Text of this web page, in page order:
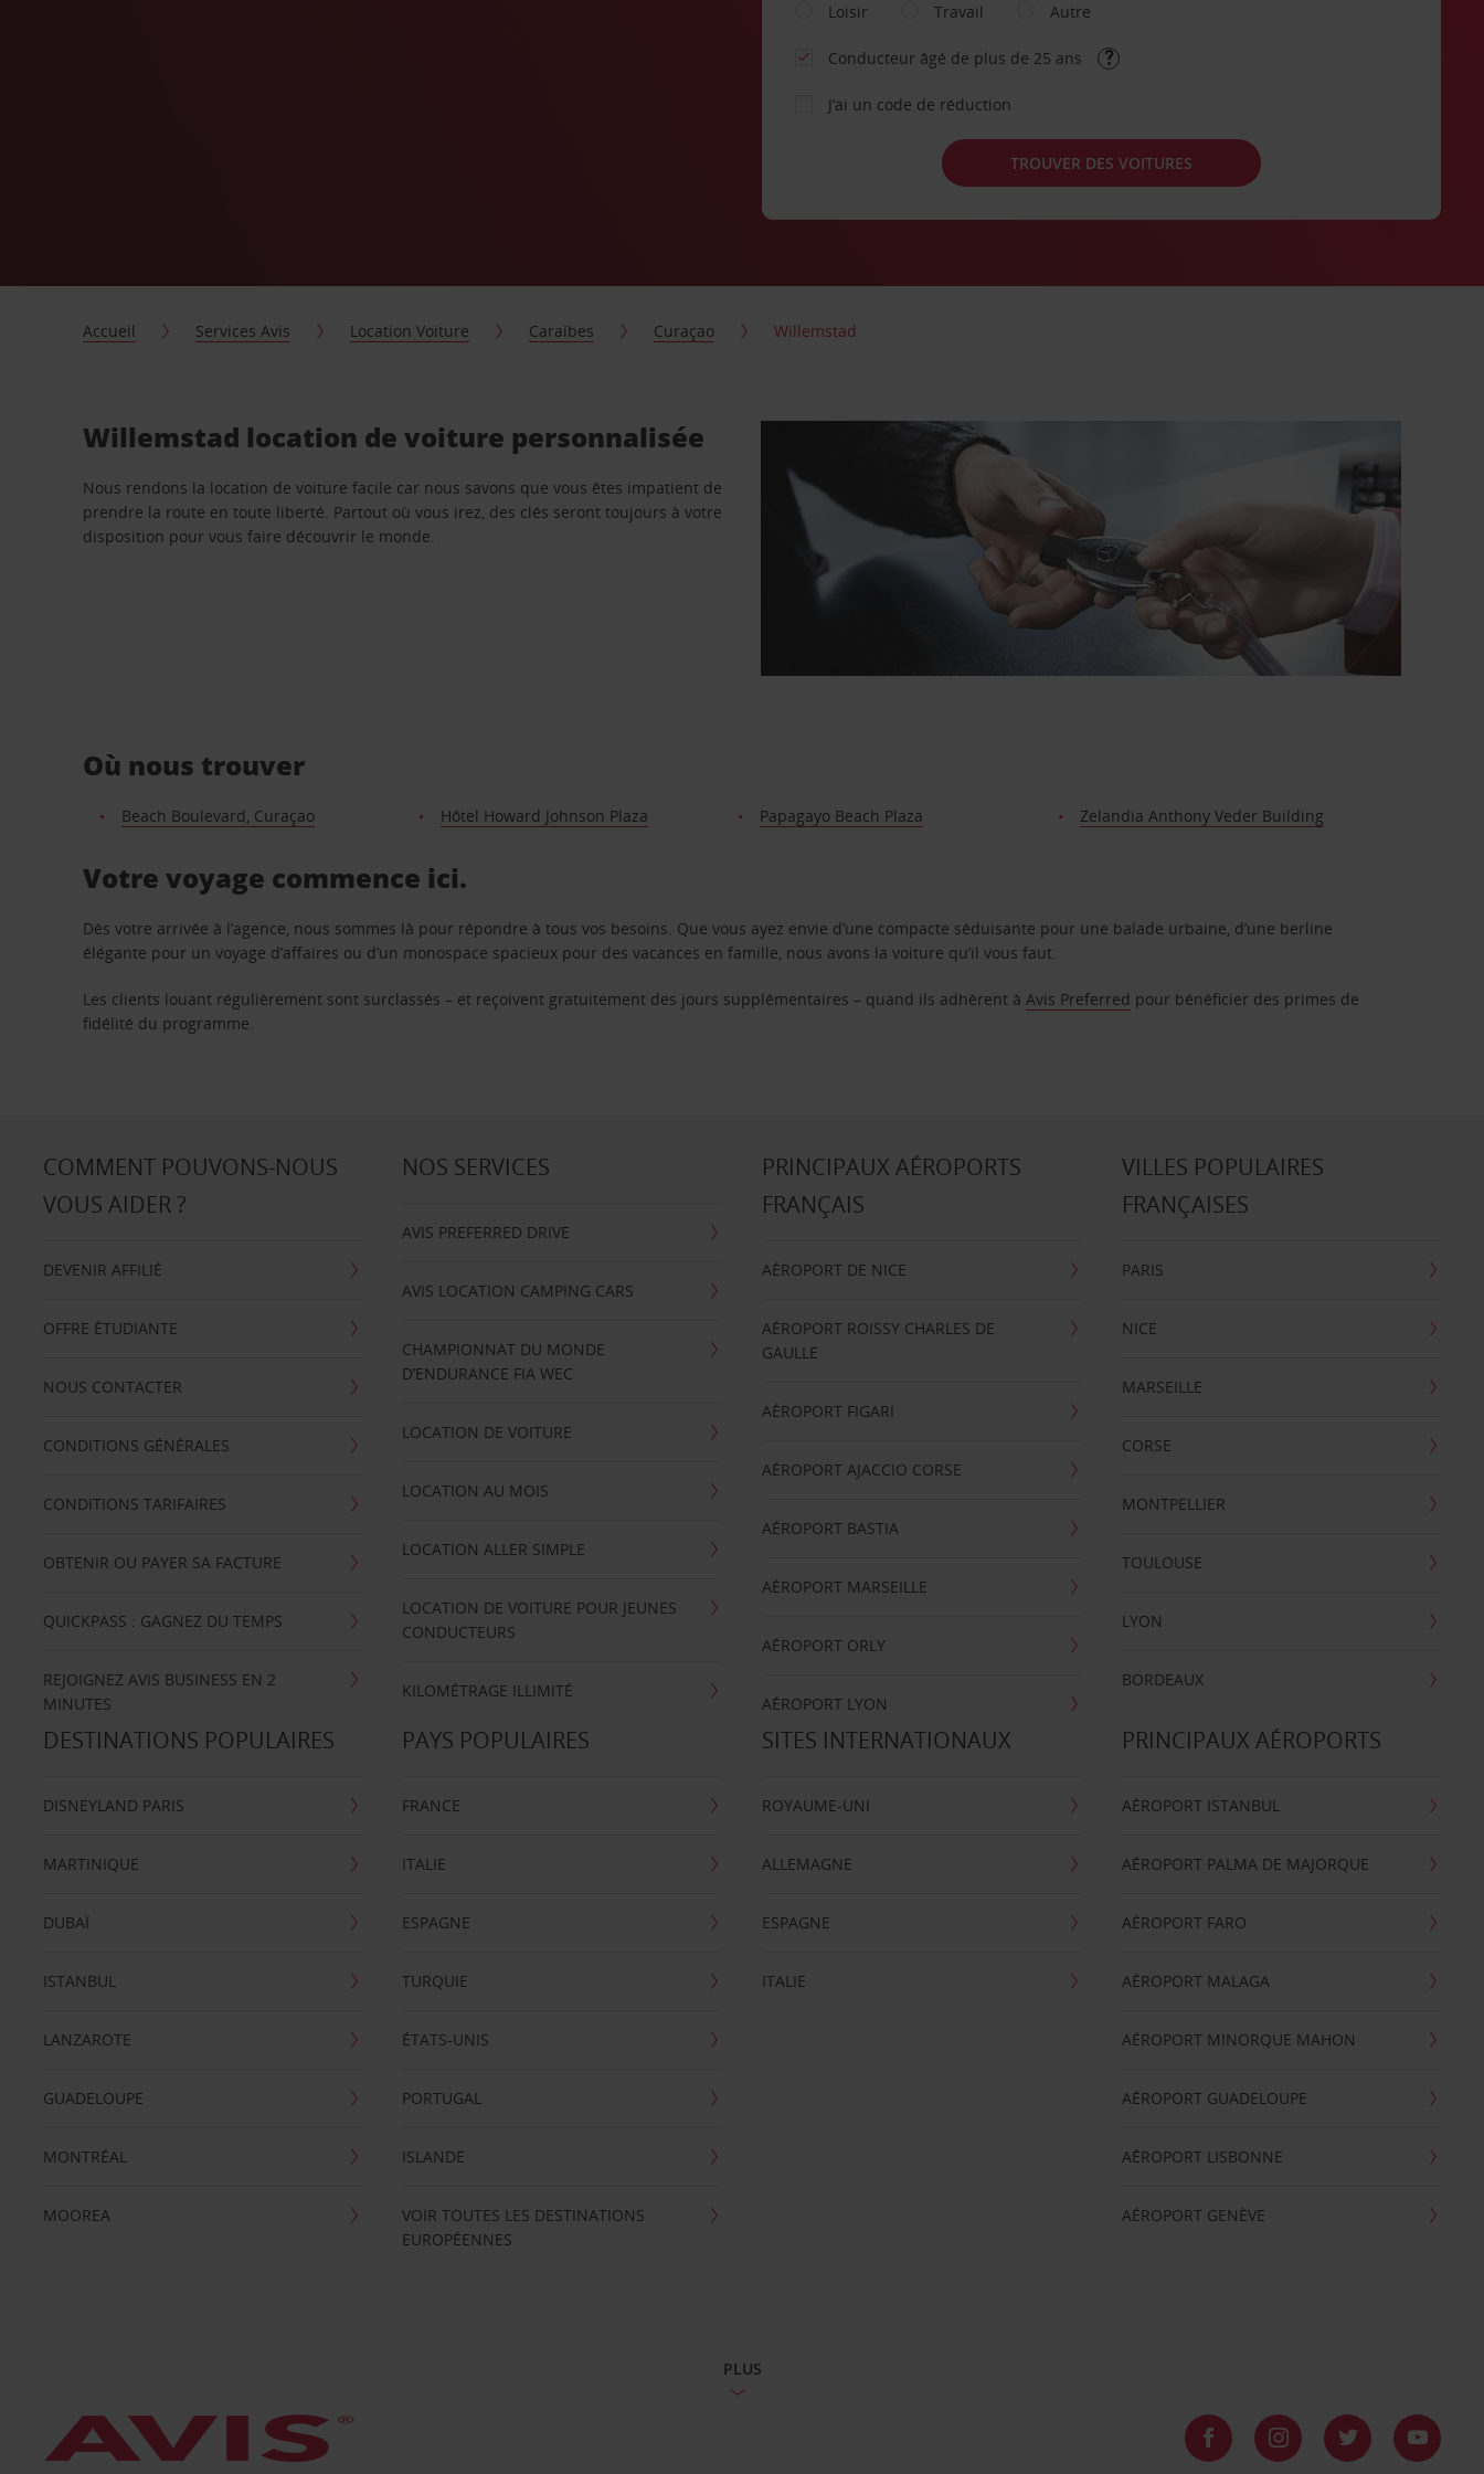
Loisir
Travail Autre
Conducteur âgé de plus de 25 ans
J’ai un code de réduction
TROUVER DES VOITURES
Accueil Services Avis Location Voiture Caraïbes Curaçao Willemstad
Willemstad location de voiture personnalisée
Nous rendons la location de voiture facile car nous savons que vous êtes impatient de
prendre la route en toute liberté. Partout où vous irez, des clés seront toujours à votre
disposition pour vous faire découvrir le monde.
Où nous trouver
Beach Boulevard, Curaçao Hôtel Howard Johnson Plaza Papagayo Beach Plaza Zelandia Anthony Veder Building
Votre voyage commence ici.
Dès votre arrivée à l’agence, nous sommes là pour répondre à tous vos besoins. Que vous ayez envie d’une compacte séduisante pour une balade urbaine, d’une berline
élégante pour un voyage d’affaires ou d’un monospace spacieux pour des vacances en famille, nous avons la voiture qu’il vous faut.
Les clients louant régulièrement sont surclassés – et reçoivent gratuitement des jours supplémentaires – quand ils adhèrent àAvis Preferred pour bénéficier des primes de
fidélité du programme.
COMMENT POUVONS-NOUS
VOUS AIDER ?
DEVENIR AFFILIÉ
OFFRE ÉTUDIANTE
NOUS CONTACTER
CONDITIONS GÉNÉRALES
CONDITIONS TARIFAIRES
OBTENIR OU PAYER SA FACTURE
QUICKPASS : GAGNEZ DU TEMPS
REJOIGNEZ AVIS BUSINESS EN 2
MINUTES
NOS SERVICES
AVIS PREFERRED DRIVE
AVIS LOCATION CAMPING CARS
CHAMPIONNAT DU MONDE
D’ENDURANCE FIA WEC
LOCATION DE VOITURE
LOCATION AU MOIS
LOCATION ALLER SIMPLE
LOCATION DE VOITURE POUR JEUNES
CONDUCTEURS
KILOMÉTRAGE ILLIMITÉ
PRINCIPAUX AÉROPORTS
FRANÇAIS
AÉROPORT DE NICE
AÉROPORT ROISSY CHARLES DE
GAULLE
AÉROPORT FIGARI
AÉROPORT AJACCIO CORSE
AÉROPORT BASTIA
AÉROPORT MARSEILLE
AÉROPORT ORLY
AÉROPORT LYON
VILLES POPULAIRES
FRANÇAISES
PARIS
NICE
MARSEILLE
CORSE
MONTPELLIER
TOULOUSE
LYON
BORDEAUX
DESTINATIONS POPULAIRES
DISNEYLAND PARIS
MARTINIQUE
DUBAÏ
ISTANBUL
LANZAROTE
GUADELOUPE
MONTRÉAL
MOOREA
PAYS POPULAIRES
FRANCE
ITALIE
ESPAGNE
TURQUIE
ÉTATS-UNIS
PORTUGAL
ISLANDE
VOIR TOUTES LES DESTINATIONS
EUROPÉENNES
SITES INTERNATIONAUX
ROYAUME-UNI
ALLEMAGNE
ESPAGNE
ITALIE
PRINCIPAUX AÉROPORTS
AÉROPORT ISTANBUL
AÉROPORT PALMA DE MAJORQUE
AÉROPORT FARO
AÉROPORT MALAGA
AÉROPORT MINORQUE MAHON
AÉROPORT GUADELOUPE
AÉROPORT LISBONNE
AÉROPORT GENÈVE
PLUS